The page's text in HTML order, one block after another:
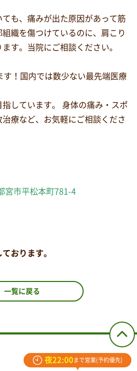
も、痛みが出た原因があって筋
織を傷つけているのに、肩こり
す。当院にご相談ください。
す！国内では数少ない最先端医療
しています。 身体の痛み・スポ
療など、お気軽にご相談くださ
市平松本町781-4
おります。
一覧に戻る
夜22:00 まで営業(予約優先)